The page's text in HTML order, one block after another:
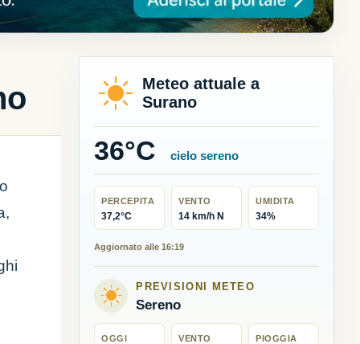
Meteo attuale a
Surano
36°C cielo sereno
PERCEPITA
37,2°C
VENTO
14 km/h N
UMIDITA
34%
Aggiornato alle 16:19
PREVISIONI METEO
Sereno
OGGI VENTO PIOGGIA